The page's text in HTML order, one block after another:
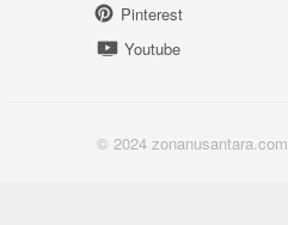
Pinterest
Youtube
© 2024